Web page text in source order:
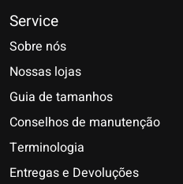
Service
Sobre nós
Nossas lojas
Guia de tamanhos
Conselhos de manutenção
Terminologia
Entregas e Devoluções